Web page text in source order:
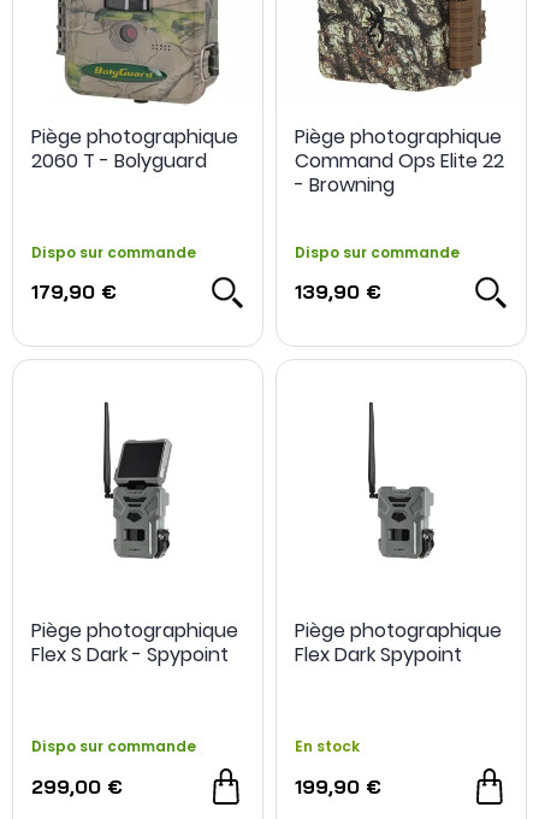
OCCASION
Piège photographique
2060 T - Bolyguard
Dispo sur commande
179,90 €
Piège photographique
Command Ops Elite 22
- Browning
Dispo sur commande
139,90 €
Piège photographique
Flex S Dark - Spypoint
Dispo sur commande
299,00 €
Piège photographique
Flex Dark Spypoint
En stock
199,90 €